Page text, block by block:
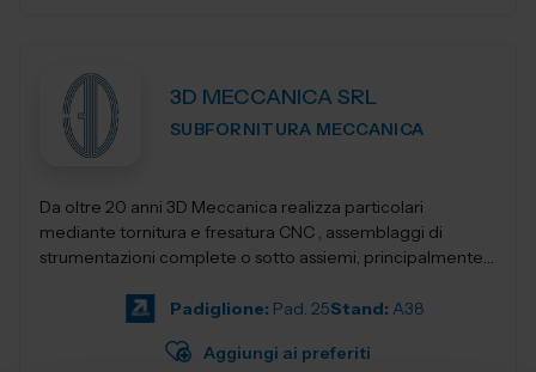
3D MECCANICA SRL
SUBFORNITURA MECCANICA
Da oltre 20 anni 3D Meccanica realizza particolari
mediante tornitura e fresatura CNC , assemblaggi di
strumentazioni complete o sotto assiemi, principalmente
Padiglione: Pad. 25Stand: A38
Aggiungi ai preferiti